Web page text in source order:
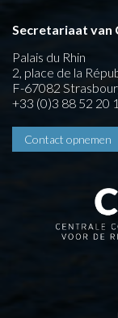
Secretariaat van
Palais du Rhin
2, place de la
F-67082
+33 (0)3 88 52 20
Contact opnemen